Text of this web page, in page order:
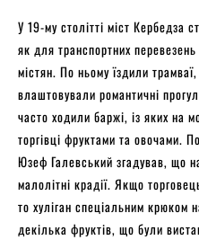
У 19-му столітті міст Кербедза
як для транспортних перевезень
містян. По ньому їздили
влаштовували романтичні
часто ходили баржі, із яких на
торгівці фруктами та овочами.
Юзеф Галевський згадував, що
малолітні крадії. Якщо
то хуліган спеціальним крюком
декілька фруктів, що були